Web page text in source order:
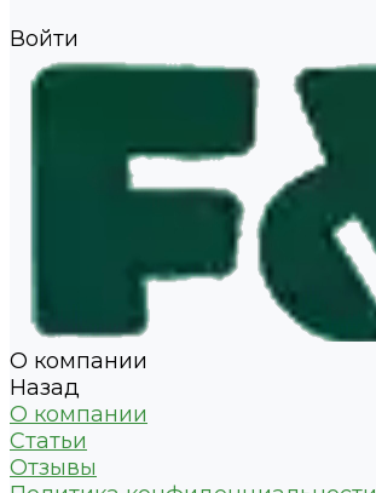
Войти
О компании
Назад
О компании
Статьи
Отзывы